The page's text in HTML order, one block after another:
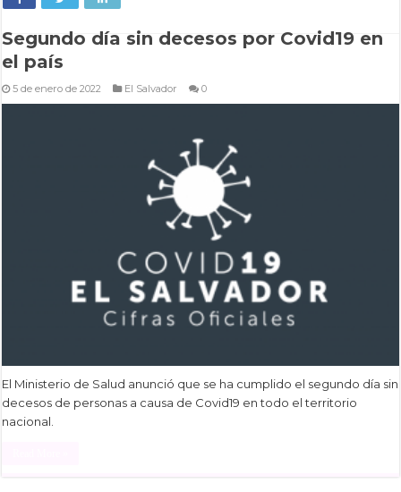
Segundo día sin decesos por Covid19 en
el país
5 de enero de 2022 El Salvador 0
El Ministerio de Salud anunció que se ha cumplido el segundo día sin
decesos de personas a causa de Covid19 en todo el territorio
nacional.